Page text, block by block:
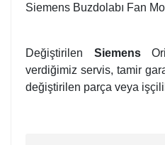
Siemens Buzdolabı Fan
Değiştirilen Siemens
verdiğimiz servis, tamir
değiştirilen parça veya